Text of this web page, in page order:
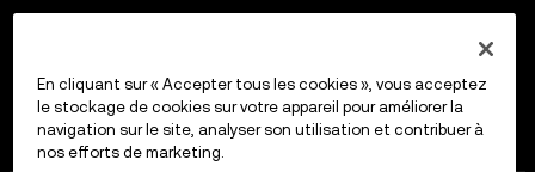
En cliquant sur « Accepter tous les cookies », vous acceptez
le stockage de cookies sur votre appareil pour améliorer la
navigation sur le site, analyser son utilisation et contribuer à
nos efforts de marketing.